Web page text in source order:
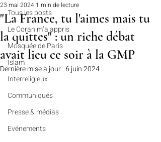
Tous les posts
Le Coran m’a appris
Mosquée de Paris
Islam
Interreligieux
Communiqués
Presse & médias
Evénements
"La France, tu l'aimes mais tu
la quittes" : un riche débat
avait lieu ce soir à la GMP
23 mai 2024 1 min de lecture
Dernière mise à jour :6 juin 2024